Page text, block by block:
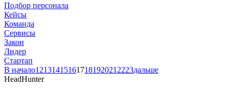
Подбор персонала
Кейсы
Команда
Сервисы
Закон
Лидер
Стартап
В начало12131415161718192021 2223дальше
HeadHunter